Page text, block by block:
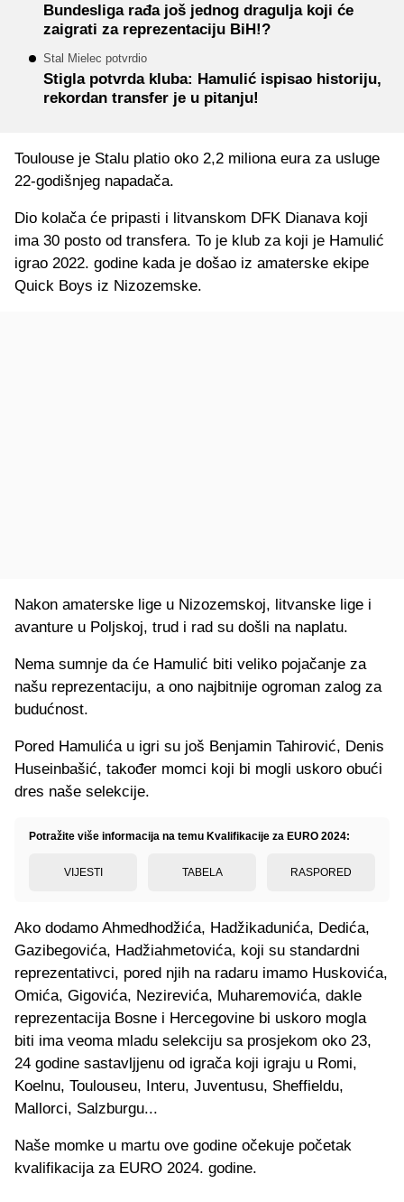
Bundesliga rađa još jednog dragulja koji će
zaigrati za reprezentaciju BiH!?
Stal Mielec potvrdio
Stigla potvrda kluba: Hamulić ispisao historiju,
rekordan transfer je u pitanju!
Toulouse je Stalu platio oko 2,2 miliona eura za usluge
22-godišnjeg napadača.
Dio kolača će pripasti i litvanskom DFK Dianava koji
ima 30 posto od transfera. To je klub za koji je Hamulić
igrao 2022. godine kada je došao iz amaterske ekipe
Quick Boys iz Nizozemske.
Nakon amaterske lige u Nizozemskoj, litvanske lige i
avanture u Poljskoj, trud i rad su došli na naplatu.
Nema sumnje da će Hamulić biti veliko pojačanje za
našu reprezentaciju, a ono najbitnije ogroman zalog za
budućnost.
Pored Hamulića u igri su još Benjamin Tahirović, Denis
Huseinbašić, također momci koji bi mogli uskoro obući
dres naše selekcije.
Potražite više informacija na temu Kvalifikacije za EURO 2024:
VIJESTI TABELA RASPORED
Ako dodamo Ahmedhodžića, Hadžikadunića, Dedića,
Gazibegovića, Hadžiahmetovića, koji su standardni
reprezentativci, pored njih na radaru imamo Huskovića,
Omića, Gigovića, Nezirevića, Muharemovića, dakle
reprezentacija Bosne i Hercegovine bi uskoro mogla
biti ima veoma mladu selekciju sa prosjekom oko 23,
24 godine sastavljjenu od igrača koji igraju u Romi,
Koelnu, Toulouseu, Interu, Juventusu, Sheffieldu,
Mallorci, Salzburgu...
Naše momke u martu ove godine očekuje početak
kvalifikacija za EURO 2024. godine.